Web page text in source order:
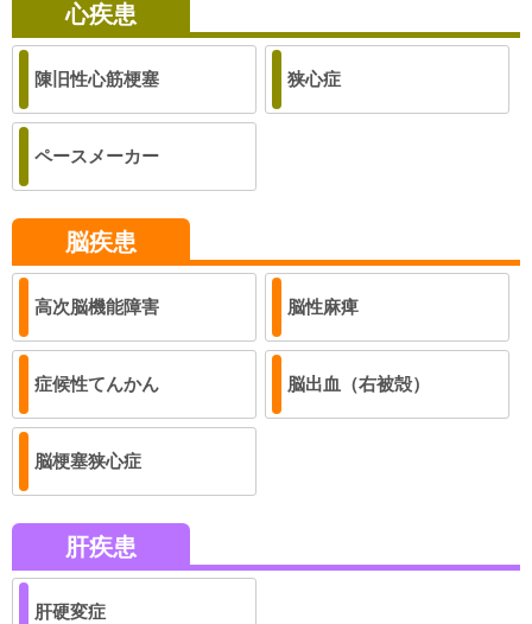
心疾患
陳旧性心筋梗塞 狭心症
ペースメーカー
脳疾患
高次脳機能障害 脳性麻痺
症候性てんかん 脳出血（右被殻）
脳梗塞狭心症
肝疾患
肝硬変症